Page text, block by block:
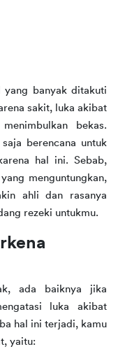
yang banyak ditakuti
sakit, luka akibat
bekas.
berencana untuk
hal ini. Sebab,
menguntungkan,
ahli dan rasanya
rezeki untukmu.
ada baiknya jika
luka akibat
hal ini terjadi, kamu
yaitu: